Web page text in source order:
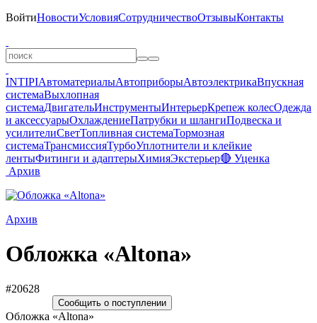
ВойтиНовостиУсловияСотрудничествоОтзывыКонтакты
INTIPIАвтоматериалыАвтоприборыАвтоэлектрикаВпускная
системаВыхлопная
системаДвигательИнструментыИнтерьерКрепеж колесОдежда
и аксессуарыОхлаждениеПатрубки и шлангиПодвеска и
усилителиСветТопливная системаТормозная
системаТрансмиссияТурбоУплотнители и клейкие
лентыФитинги и адаптерыХимияЭкстерьер🔴 Уценка
Архив
Архив
Обложка «Altona»
#20628
Сообщить о поступлении
Обложка «Altona»